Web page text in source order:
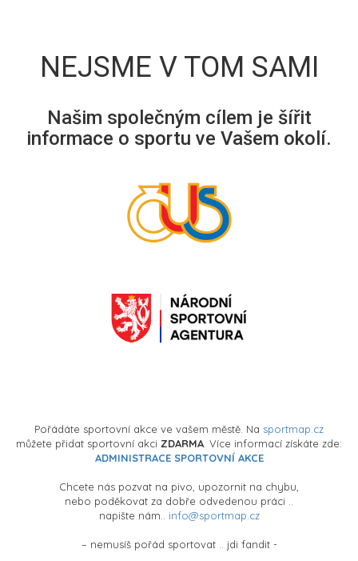
NEJSME V TOM SAMI
Našim společným cílem je šířit
informace o sportu ve Vašem okolí.
Pořádáte sportovní akce ve vašem městě. Na sportmap.cz
můžete přidat sportovní akci ZDARMA . Více informací získáte zde:
ADMINISTRACE SPORTOVNÍ AKCE
Chcete nás pozvat na pivo, upozornit na chybu,
nebo poděkovat za dobře odvedenou práci ..
napište nám.. info@sportmap.cz
– nemusíš pořád sportovat .. jdi fandit -